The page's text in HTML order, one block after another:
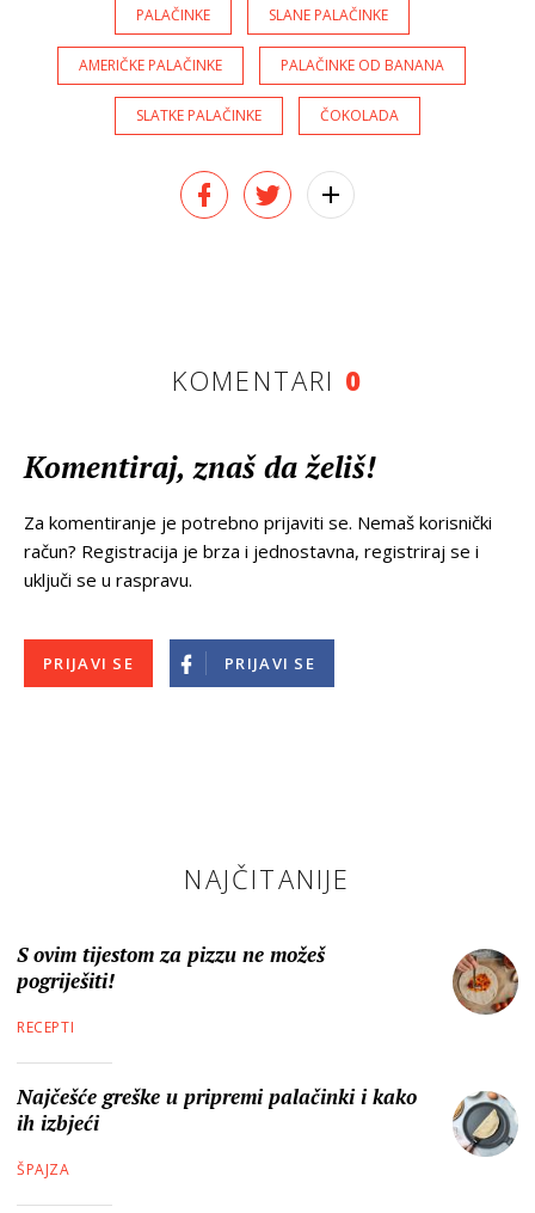
PALAČINKE SLANE PALAČINKE
AMERIČKE PALAČINKE PALAČINKE OD BANANA
SLATKE PALAČINKE ČOKOLADA
KOMENTARI 0
Komentiraj, znaš da želiš!
Za komentiranje je potrebno prijaviti se. Nemaš korisnički
račun? Registracija je brza i jednostavna, registriraj se i
uključi se u raspravu.
PRIJAVI SE PRIJAVI SE
NAJČITANIJE
S ovim tijestom za pizzu ne možeš
pogriješiti!
RECEPTI
Najčešće greške u pripremi palačinki i kako
ih izbjeći
ŠPAJZA